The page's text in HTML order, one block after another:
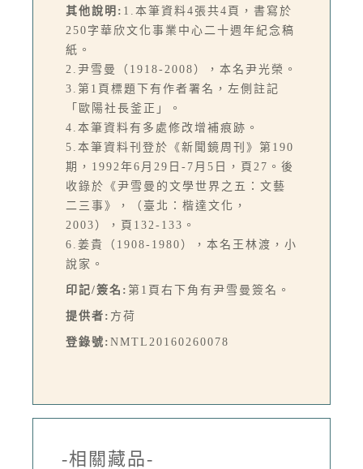
其他說明: 1.本筆資料4張共4頁，書寫於
250字華欣文化事業中心二十週年紀念稿
紙。
2.尹雪曼（1918-2008），本名尹光榮。
3.第1頁標題下有作者署名，左側註記
「歐陽社長釜正」。
4.本筆資料有多處修改增補痕跡。
5.本筆資料刊登於《新聞鏡周刊》第190
期，1992年6月29日-7月5日，頁27。後
收錄於《尹雪曼的文學世界之五：文藝
二三事》，（臺北：楷達文化，
2003），頁132-133。
6.姜貴（1908-1980），本名王林渡，小
說家。
印記/簽名: 第1頁右下角有尹雪曼簽名。
提供者: 方荷
登錄號: NMTL20160260078
-相關藏品-